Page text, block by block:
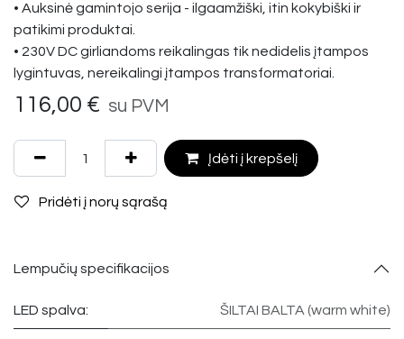
• Auksinė gamintojo serija - ilgaamžiški, itin kokybiški ir
patikimi produktai.
• 230V DC girliandoms reikalingas tik nedidelis įtampos
lygintuvas, nereikalingi įtampos transformatoriai.
116,00 € su PVM
Įdėti į krepšelį
Pridėti į norų sąrašą
Lempučių specifikacijos
LED spalva: ŠILTAI BALTA (warm white)